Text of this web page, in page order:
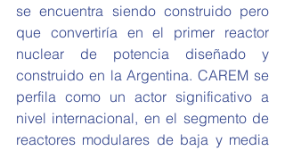
se encuentra siendo construido pero
que convertiría en el primer reactor
nuclear de potencia diseñado y
construido en la Argentina. CAREM se
perfila como un actor significativo a
nivel internacional, en el segmento de
reactores modulares de baja y media